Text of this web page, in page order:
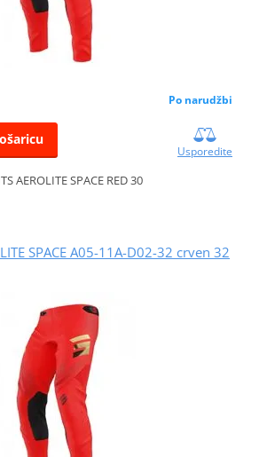
Po narudžbi
Usporedite
AEROLITE SPACE RED 30
SPACE A05-11A-D02-32 crven 32